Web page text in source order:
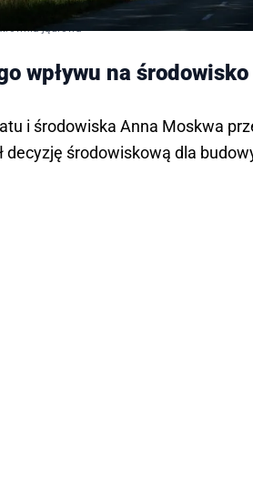
jądrowa
wpływu na środowisko
i środowiska Anna Moskwa
decyzję środowiskową dla